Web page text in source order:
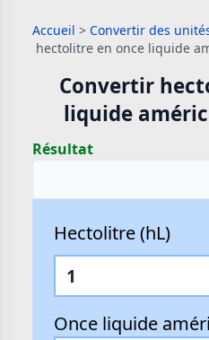
Accueil > Convertir des
hectolitre en once liquide
Convertir
liquide
Résultat
Hectolitre (hL)
Once liquide